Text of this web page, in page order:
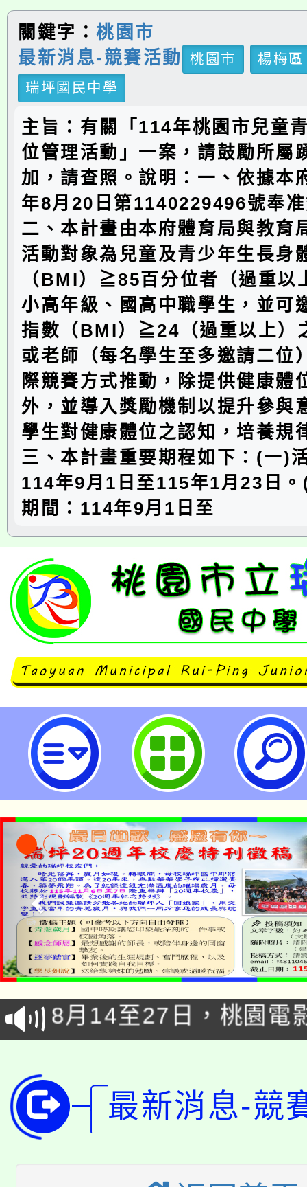
關鍵字：桃園市
最新消息-競賽活動
桃園市
楊梅區
瑞坪國民中學
主旨：有關「114年桃園市兒童
位管理活動」一案，請鼓勵所屬
加，請查照。說明：一、依據本
年8月20日第1140229496號奉
二、本計畫由本府體育局與教育
活動對象為兒童及青少年生長身
（BMI）≧85百分位者（過重以
小高年級、國高中職學生，並可
指數（BMI）≧24（過重以上）
或老師（每名學生至多邀請二位
際競賽方式推動，除提供健康體
外，並導入獎勵機制以提升參與
學生對健康體位之認知，培養規
三、本計畫重要期程如下：(一)
114年9月1日至115年1月23日
期間：114年9月1日至
114年桃園市兒童青少年健康體位
立瑞坪國民中學
「本色祭」8/29、30在
場熱烈登場!
8/21下午1時於龍潭區
徵才活動。
YOUNG桃局內行報名
局官網。
8月14至27日，桃園電
開!
115年桃園市運動會8/
田徑場及游泳池舉行。
視費優惠，中低收入戶
大園自造教育及科技中
大溪自造教育及科技
份教師研習
淨零綠生活教案入校路
最新消息-競